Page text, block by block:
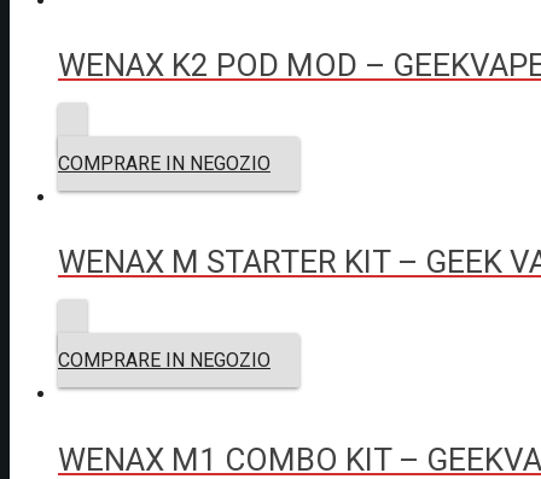
WENAX K2 POD MOD –
COMPRARE IN NEGOZIO
WENAX M STARTER KIT – GEEK
COMPRARE IN NEGOZIO
WENAX M1 COMBO KIT –